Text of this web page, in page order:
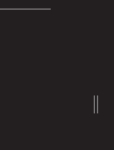
Læs mere